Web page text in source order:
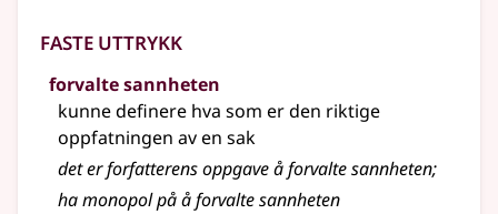
Faste uttrykk
forvalte sannheten
kunne definere hva som er den riktige
oppfatningen av en sak
det er forfatterens oppgave å forvalte sannheten;
ha monopol på å forvalte sannheten